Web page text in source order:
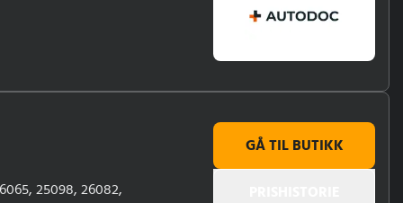
25098, 26082,
GÅ TIL BUTIKK